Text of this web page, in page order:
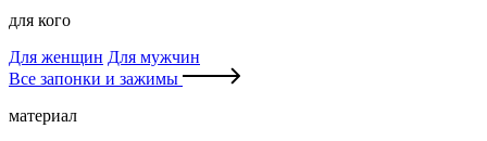
для кого
Для женщин Для мужчин
Все запонки и зажимы
материал